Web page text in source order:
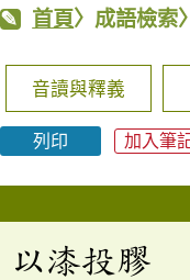
首頁〉成語檢索
音讀與釋義
列印 加入筆
以漆投膠